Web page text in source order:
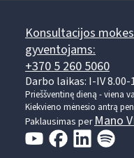
Konsultacijos
gyventojams:
+370 5 260 5060
Darbo laikas: I-IV 8.00-
Prieššventinę dieną - viena
Kiekvieno mėnesio antrą
Paklausimas perMano